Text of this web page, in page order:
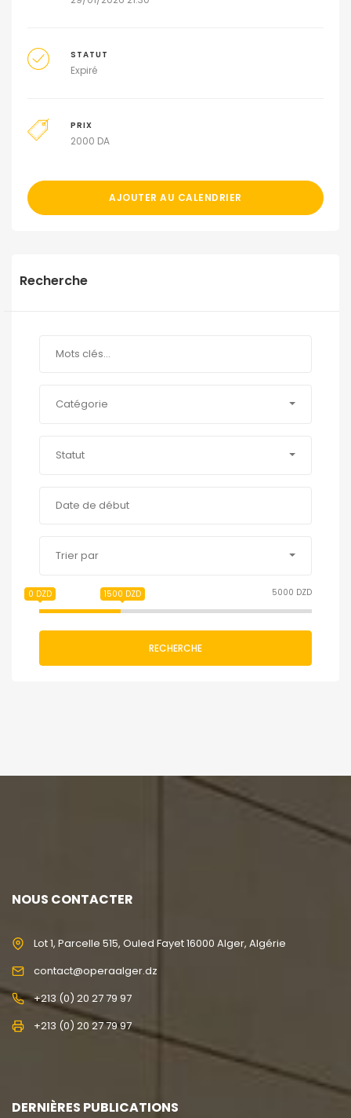
STATUT
Expiré
PRIX
2000 DA
AJOUTER AU CALENDRIER
Recherche
Catégorie
Statut
Trier par
5000 DZD
0 DZD 1500 DZD
RECHERCHE
NOUS CONTACTER
Lot 1, Parcelle 515, Ouled Fayet 16000 Alger, Algérie
contact@operaalger.dz
+213 (0) 20 27 79 97
+213 (0) 20 27 79 97
DERNIÈRES PUBLICATIONS